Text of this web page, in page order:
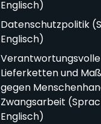
Englisch)
Datenschutzpolitik
Englisch)
Verantwortungsvolle
Lieferketten und
gegen
Zwangsarbeit
Englisch)